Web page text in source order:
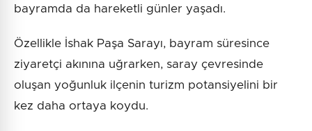
bayramda da hareketli günler yaşadı.
Özellikle İshak Paşa Sarayı, bayram süresince
ziyaretçi akınına uğrarken, saray çevresinde
oluşan yoğunluk ilçenin turizm potansiyelini bir
kez daha ortaya koydu.